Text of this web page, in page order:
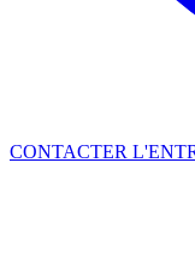
CONTACTER